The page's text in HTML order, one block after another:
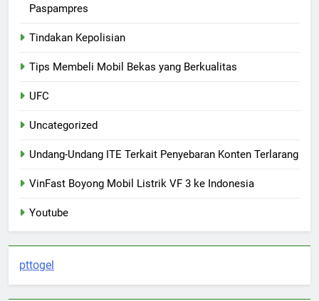
Paspampres
Tindakan Kepolisian
Tips Membeli Mobil Bekas yang Berkualitas
UFC
Uncategorized
Undang-Undang ITE Terkait Penyebaran Konten Terlarang
VinFast Boyong Mobil Listrik VF 3 ke Indonesia
Youtube
pttogel